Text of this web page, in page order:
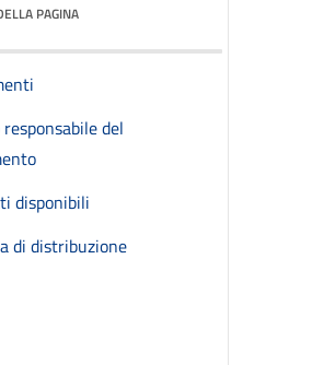
PAGINA
del
disponibili
di distribuzione